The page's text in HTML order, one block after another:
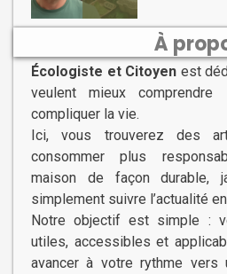
À
Écologiste et Citoyen est
veulent mieux comprendre
compliquer la vie.
Ici, vous trouverez des
consommer plus
maison de façon durable,
simplement suivre l’actualité
Notre objectif est simple :
utiles, accessibles et
avancer à votre rythme